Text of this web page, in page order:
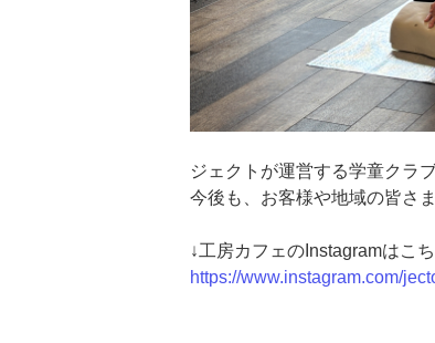
ジェクトが運営する学童クラ
今後も、お客様や地域の皆さ
↓工房カフェのInstagramはこ
https://www.instagram.com/